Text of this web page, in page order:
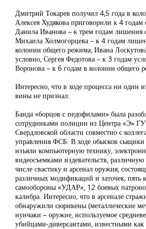
Дмитрий Токарев получил 4,5 года в
Алексея Худякова приговорили к 4
Данила Иванова – к трем годам лишения
Михаила Холмогорцева – к 4 годам
колонии общего режима, Ивана
условно, Сергея Федотова – к 3 годам
Воронова – к 6 годам в колонии общего
Интересно, что в ходе процесса ни один
вины не признал.
Банда «борцов с педофилами» была
сотрудниками полиции из Центра «Э»
Свердловской области совместно с
управления ФСБ. В ходе обысков
изъяли компьютерную технику,
видеосъемками издевательств,
числе свастику и арсенал оружия,
различных модификаций и заточек, пять
самообороны «УДАР», 12 боевых
калибра. Интересно, что в арсенале
обнаружили сюрикены (металлические
нунчаки – оружие, используемое
убийцами-диверсантами, известными